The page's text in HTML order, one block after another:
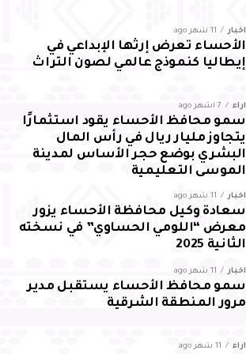
أخبار 11 شهر ago
الأحساء تعرض إرثها الإبداعي في
إيطاليا كنموذج عالمي لصون التراث
آراء 7 أشهر ago
سمو محافظ الأحساء يقود استثمارًا
يتجاوز مليار ريال في رأس المال
البشري بوضع حجر الأساس لمدينة
الموسى التعليمية
أخبار 11 شهر ago
سعادة وكيل محافظة الأحساء يزور
معرض “اللومي الحساوي” في نسخته
الثانية 2025
أخبار 11 شهر ago
سمو محافظ الأحساء يستقبل مدير
مرور المنطقة الشرقية
آراء 11 شهر ago